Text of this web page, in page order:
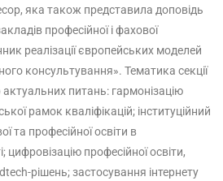
яка також представила доповідь
професійної і фахової
реалізації європейських моделей
консультування». Тематика секції
питань: гармонізацію
рамок кваліфікацій; інституційний
та професійної освіти в
професійної освіти,
рішень; застосування інтернету